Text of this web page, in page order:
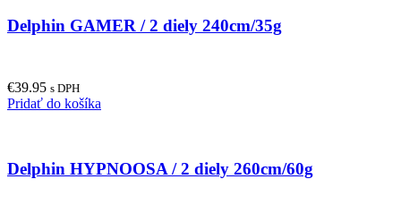
variants.
chosen
page
Delphin GAMER / 2 diely 240cm/35g
€39.95 s DPH
Pridať do košíka
Delphin HYPNOOSA / 2 diely 260cm/60g